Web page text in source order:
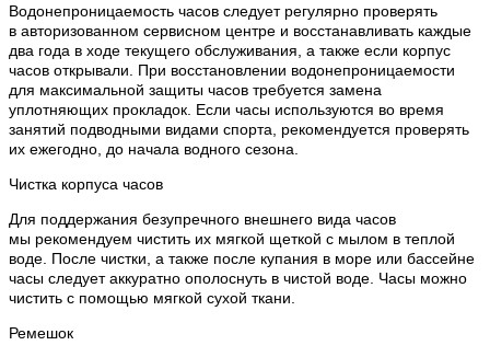
Водонепроницаемость часов следует регулярно проверять
в авторизованном сервисном центре и восстанавливать каждые
два года в ходе текущего обслуживания, а также если корпус
часов открывали. При восстановлении водонепроницаемости
для максимальной защиты часов требуется замена
уплотняющих прокладок. Если часы используются во время
занятий подводными видами спорта, рекомендуется проверять
их ежегодно, до начала водного сезона.
Чистка корпуса часов
Для поддержания безупречного внешнего вида часов
мы рекомендуем чистить их мягкой щеткой с мылом в теплой
воде. После чистки, а также после купания в море или бассейне
часы следует аккуратно ополоснуть в чистой воде. Часы можно
чистить с помощью мягкой сухой ткани.
Ремешок